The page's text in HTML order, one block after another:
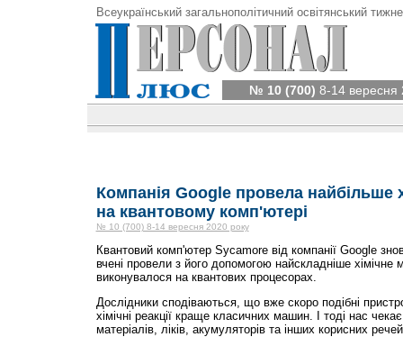
Всеукраїнський загальнополітичний освітянський
№ 10 (700) 8-14 вересня
Компанія Google провела найбільше
на квантовому комп'ютері
№ 10 (700) 8-14 вересня 2020 року
Квантовий комп'ютер Sycamore від компанії Google
вчені провели з його допомогою найскладніше
виконувалося на квантових процесорах.
Дослідники сподіваються, що вже скоро подібні
хімічні реакції краще класичних машин. І тоді нас
матеріалів, ліків, акумуляторів та інших корисних